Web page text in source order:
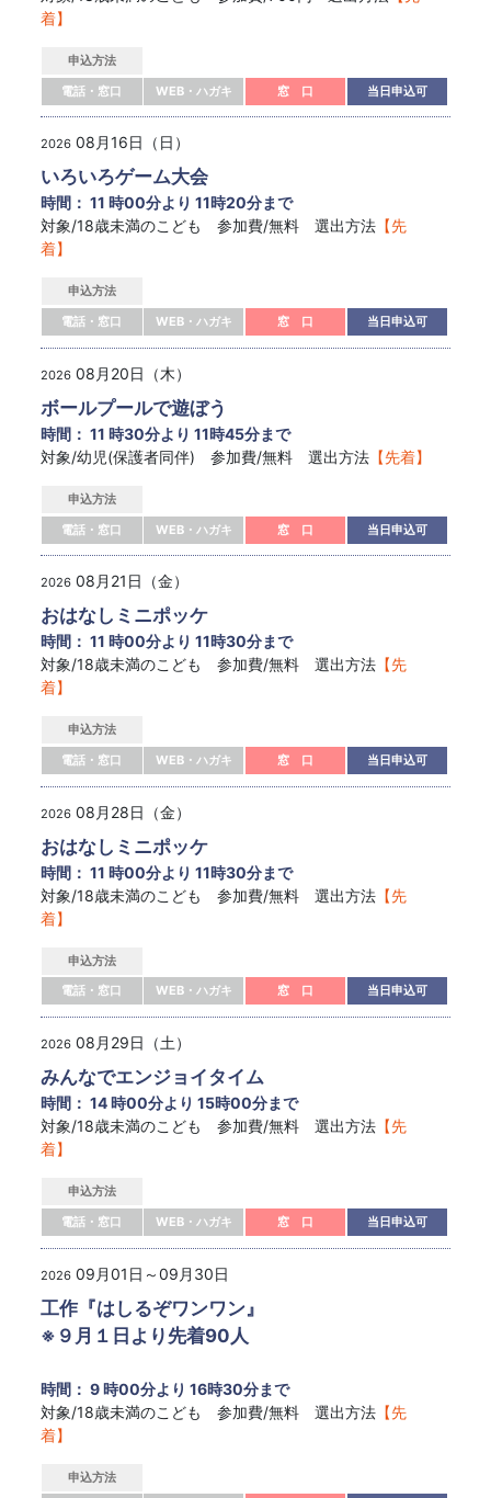
着】
申込方法
電話・窓口
WEB・ハガキ 窓 口 当日申込可
2026 08月16日（日）
いろいろゲーム大会
時間： 11 時00分より 11時20分まで
対象/18歳未満のこども 参加費/無料 選出方法 【先
着】
申込方法
電話・窓口
WEB・ハガキ 窓 口 当日申込可
2026 08月20日（木）
ボールプールで遊ぼう
時間： 11 時30分より 11時45分まで
対象/幼児(保護者同伴) 参加費/無料 選出方法 【先着】
申込方法
電話・窓口
WEB・ハガキ 窓 口 当日申込可
2026 08月21日（金）
おはなしミニポッケ
時間： 11 時00分より 11時30分まで
対象/18歳未満のこども 参加費/無料 選出方法 【先
着】
申込方法
電話・窓口
WEB・ハガキ 窓 口 当日申込可
2026 08月28日（金）
おはなしミニポッケ
時間： 11 時00分より 11時30分まで
対象/18歳未満のこども 参加費/無料 選出方法 【先
着】
申込方法
電話・窓口
WEB・ハガキ 窓 口 当日申込可
2026 08月29日（土）
みんなでエンジョイタイム
時間： 14 時00分より 15時00分まで
対象/18歳未満のこども 参加費/無料 選出方法 【先
着】
申込方法
電話・窓口
WEB・ハガキ 窓 口 当日申込可
2026 09月01日～09月30日
工作『はしるぞワンワン』
※９月１日より先着90人
時間： 9 時00分より 16時30分まで
対象/18歳未満のこども 参加費/無料 選出方法 【先
着】
申込方法